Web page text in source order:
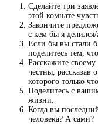
Сделайте три
этой комнате
Закончите
с кем бы я
Если бы вы стали
поделитесь тем,
Расскажите
честны, рассказав
которого только
Поделитесь с
жизни.
Когда вы
человека? А сами?